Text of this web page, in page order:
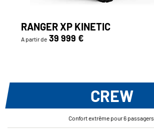
RANGER XP KINETIC
A partir de 39 999 €
CREW
Confort extrême pour 6 passagers.